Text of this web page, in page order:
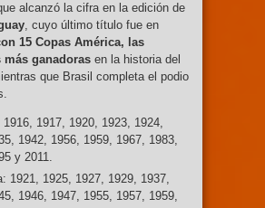
alcanzó la cifra en la edición de
, cuyo último título fue en
15 Copas América, las
más ganadoras en la historia del
que Brasil completa el podio
1916, 1917, 1920, 1923, 1924,
1942, 1956, 1959, 1967, 1983,
y 2011.
1921, 1925, 1927, 1929, 1937,
1946, 1947, 1955, 1957, 1959,